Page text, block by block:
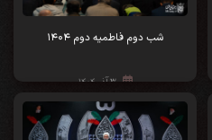
شب دوم فاطمیه دوم ۱۴۰۴
۳ آذر ۱۴۰۴